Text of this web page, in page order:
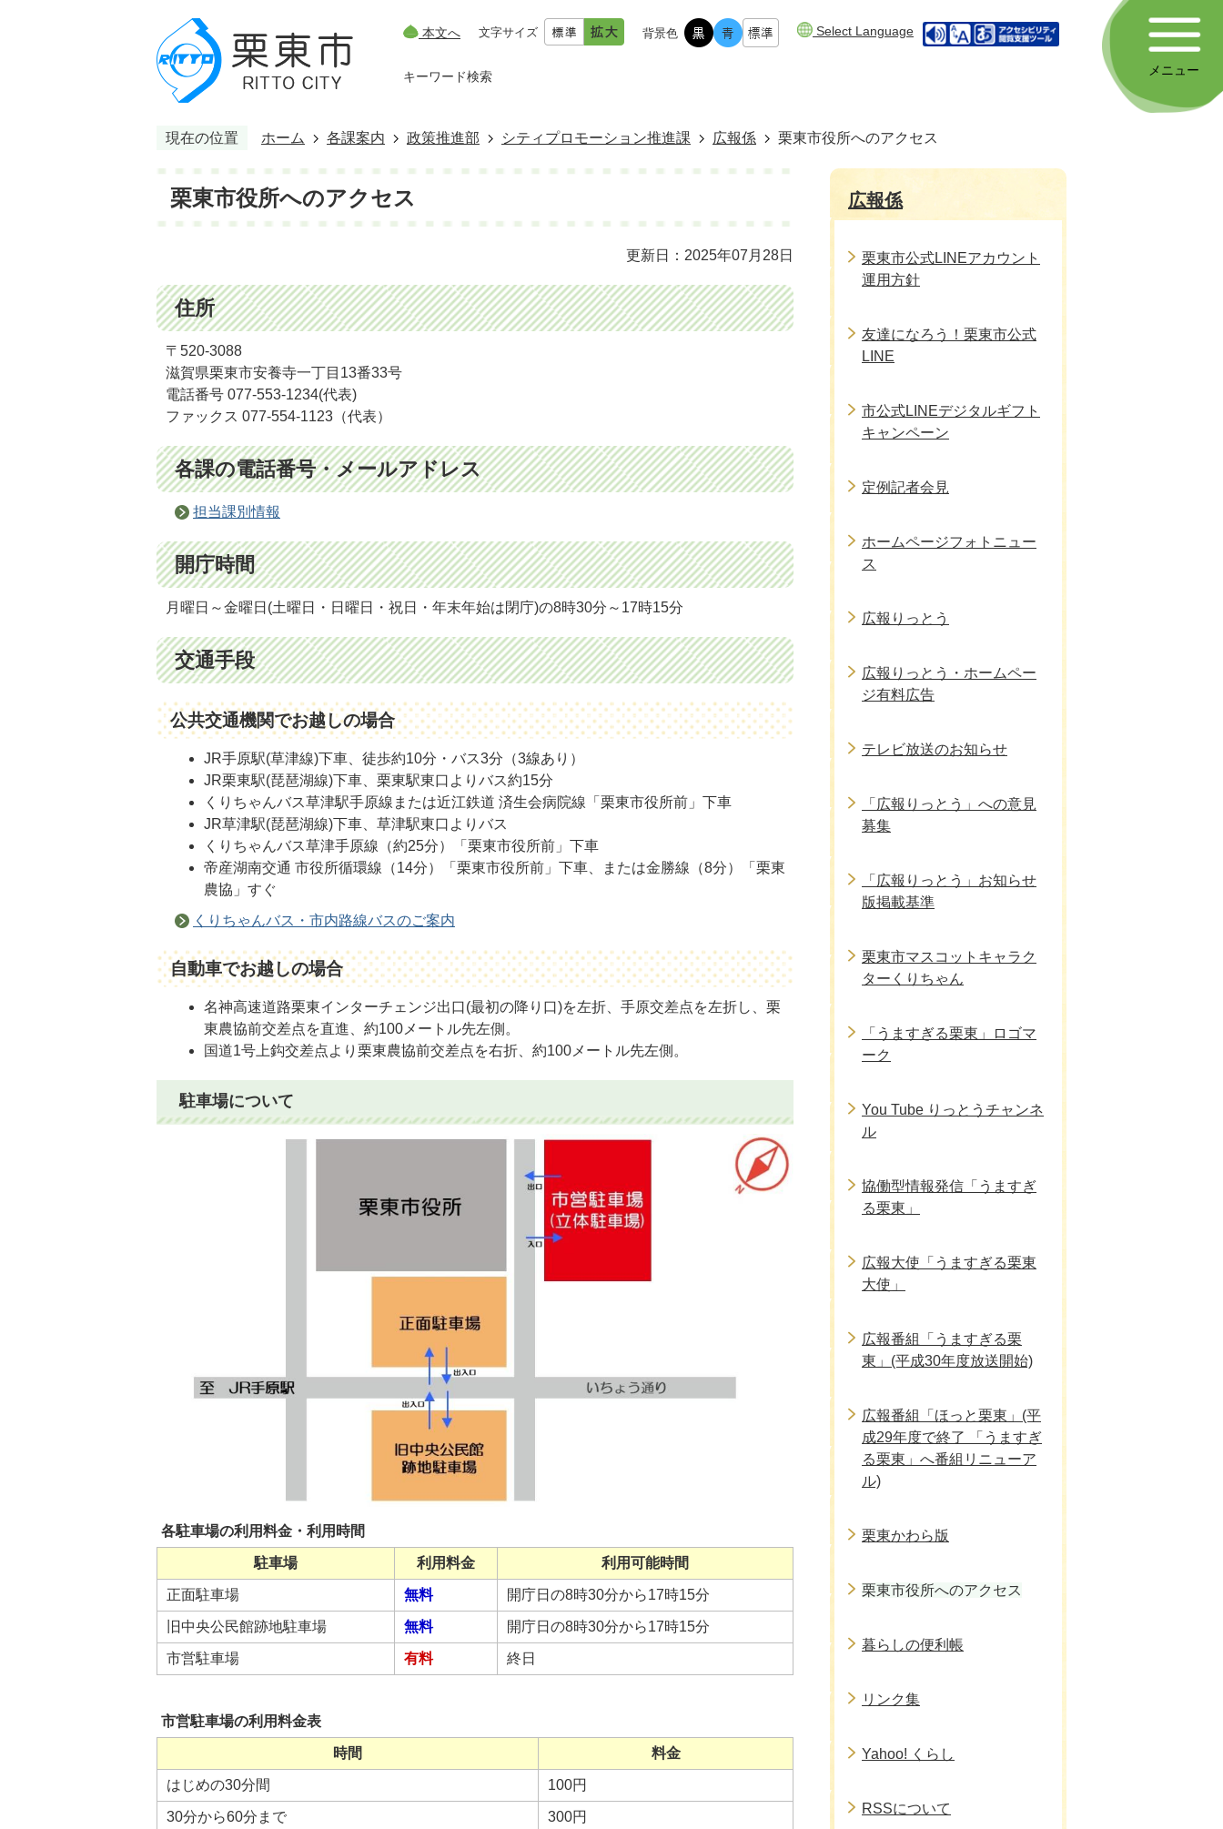
本文へ 文字サイズ 背景色 Select Language
キーワード検索 メニュー
現在の位置 ホーム 各課案内 政策推進部 シティプロモーション推進課 広報係 栗東市役所へのアクセス
栗東市役所へのアクセス
更新日：2025年07月28日
住所
〒520-3088
滋賀県栗東市安養寺一丁目13番33号
電話番号 077-553-1234(代表)
ファックス 077-554-1123（代表）
各課の電話番号・メールアドレス
担当課別情報
開庁時間
月曜日～金曜日(土曜日・日曜日・祝日・年末年始は閉庁)の8時30分～17時15分
交通手段
公共交通機関でお越しの場合
JR手原駅(草津線)下車、徒歩約10分・バス3分（3線あり）
JR栗東駅(琵琶湖線)下車、栗東駅東口よりバス約15分
くりちゃんバス草津駅手原線または近江鉄道 済生会病院線「栗東市役所前」下車
JR草津駅(琵琶湖線)下車、草津駅東口よりバス
くりちゃんバス草津手原線（約25分）「栗東市役所前」下車
帝産湖南交通 市役所循環線（14分）「栗東市役所前」下車、または金勝線（8分）「栗東
農協」すぐ
くりちゃんバス・市内路線バスのご案内
自動車でお越しの場合
名神高速道路栗東インターチェンジ出口(最初の降り口)を左折、手原交差点を左折し、栗
東農協前交差点を直進、約100メートル先左側。
国道1号上鈎交差点より栗東農協前交差点を右折、約100メートル先左側。
駐車場について
各駐車場の利用料金・利用時間
駐車場 利用料金 利用可能時間
正面駐車場 無料 開庁日の8時30分から17時15分
旧中央公民館跡地駐車場 無料 開庁日の8時30分から17時15分
市営駐車場 有料 終日
市営駐車場の利用料金表
時間 料金
はじめの30分間 100円
30分から60分まで 300円
広報係
栗東市公式LINEアカウント
運用方針
友達になろう！栗東市公式
LINE
市公式LINEデジタルギフト
キャンペーン
定例記者会見
ホームページフォトニュー
ス
広報りっとう
広報りっとう・ホームペー
ジ有料広告
テレビ放送のお知らせ
「広報りっとう」への意見
募集
「広報りっとう」お知らせ
版掲載基準
栗東市マスコットキャラク
ターくりちゃん
「うますぎる栗東」ロゴマ
ーク
You Tube りっとうチャンネ
ル
協働型情報発信「うますぎ
る栗東」
広報大使「うますぎる栗東
大使」
広報番組「うますぎる栗
東」(平成30年度放送開始)
広報番組「ほっと栗東」(平
成29年度で終了 「うますぎ
る栗東」へ番組リニューア
ル)
栗東かわら版
栗東市役所へのアクセス
暮らしの便利帳
リンク集
Yahoo! くらし
RSSについて